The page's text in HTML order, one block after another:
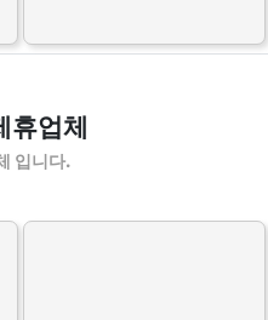
휴업체
입니다.